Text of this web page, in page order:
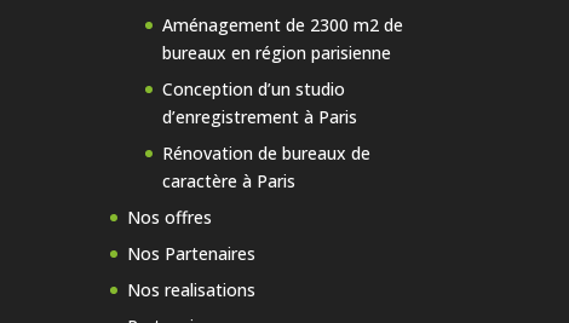
Aménagement de 2300 m2 de
bureaux en région parisienne
Conception d’un studio
d’enregistrement à Paris
Rénovation de bureaux de
caractère à Paris
Nos offres
Nos Partenaires
Nos realisations